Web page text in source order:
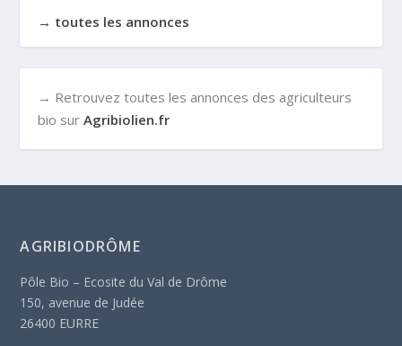
→ toutes les annonces
→ Retrouvez toutes les annonces des agriculteurs
bio surAgribiolien.fr
AGRIBIODRÔME
Pôle Bio – Ecosite du Val de Drôme
150, avenue de Judée
26400 EURRE